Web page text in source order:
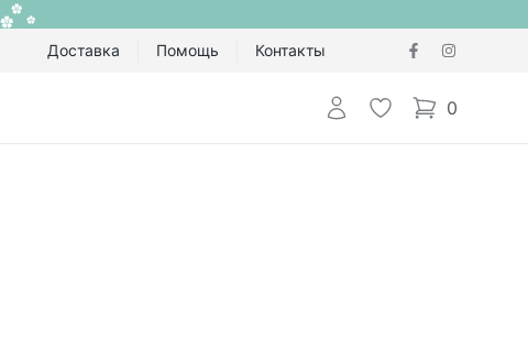
Доставка Помощь Контакты
Авторизоваться
Избранное
0
items in cart,